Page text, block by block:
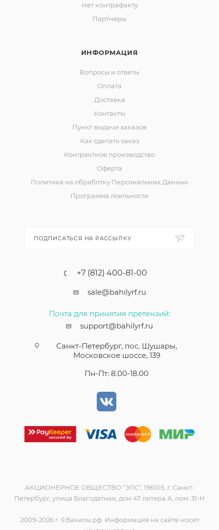
Нет контрафакту
Партнеры
ИНФОРМАЦИЯ
Вопросы и ответы
Оплата
Доставка
Контакты
Пункт выдачи заказов
Как сделать заказ
Контрактное производство
Оферта
Политика на обработку Персональных Данных
Программа лояльности
ПОДПИСАТЬСЯ НА РАССЫЛКУ
+7 (812) 400-81-00
sale@bahilyrf.ru
Почта для принятия претензий:
support@bahilyrf.ru
Санкт-Петербург, пос. Шушары,
Московское шоссе, 139
Пн-Пт: 8.00-18.00
АКЦИОНЕРНОЕ ОБЩЕСТВО "ЭЛС", 196105, г. Санкт-
Петербург, улица Благодатная, дом 47 литера А, пом. 31-Н
2009-2026 г. ©Бахилы.рф. Информация на сайте носит